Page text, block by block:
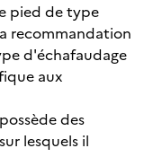
pied de type
recommandation
d'échafaudage
aux
des
lesquels il